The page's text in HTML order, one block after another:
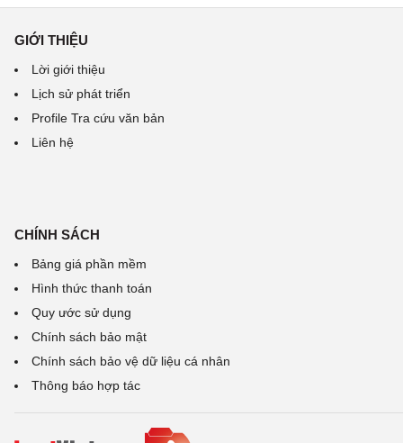
GIỚI THIỆU
Lời giới thiệu
Lịch sử phát triển
Profile Tra cứu văn bản
Liên hệ
CHÍNH SÁCH
Bảng giá phần mềm
Hình thức thanh toán
Quy ước sử dụng
Chính sách bảo mật
Chính sách bảo vệ dữ liệu cá nhân
Thông báo hợp tác